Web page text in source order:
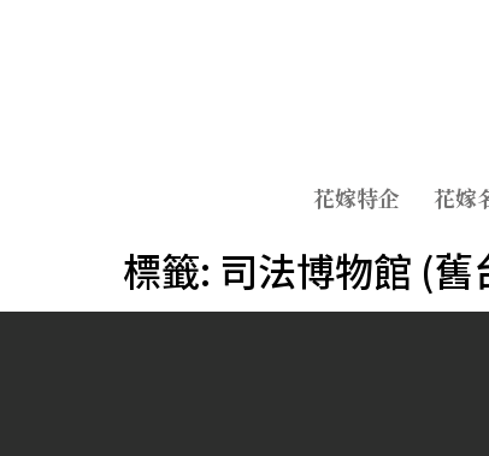
花嫁特企 花嫁
標籤: 司法博物館 (